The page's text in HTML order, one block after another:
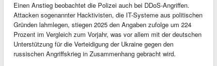
Einen Anstieg beobachtet die Polizei auch bei DDoS-Angriffen.
Attacken sogenannter Hacktivisten, die IT-Systeme aus politischen
Gründen lahmlegen, stiegen 2025 den Angaben zufolge um 224
Prozent im Vergleich zum Vorjahr, was vor allem mit der deutschen
Unterstützung für die Verteidigung der Ukraine gegen den
russischen Angriffskrieg in Zusammenhang gebracht wird.